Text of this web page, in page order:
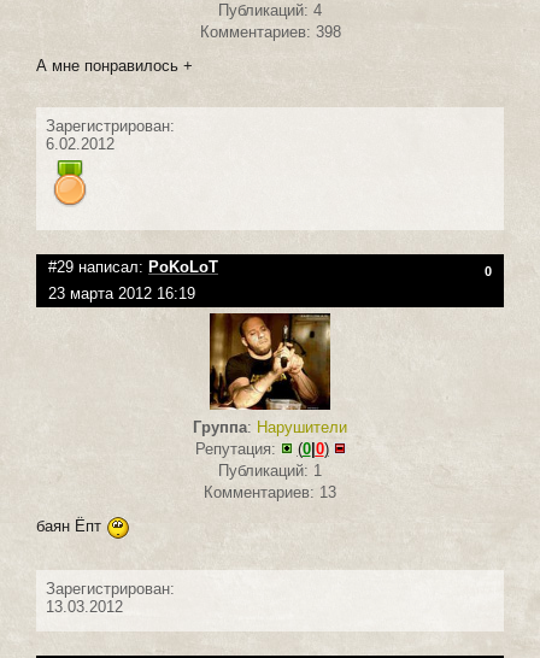
Публикаций: 4
Комментариев: 398
А мне понравилось +
Зарегистрирован:
6.02.2012
#29 написал: PoKoLoT 0
23 марта 2012 16:19
Группа: Нарушители
Репутация:
(0| 0)
Публикаций: 1
Комментариев: 13
баян Ёпт
Зарегистрирован:
13.03.2012